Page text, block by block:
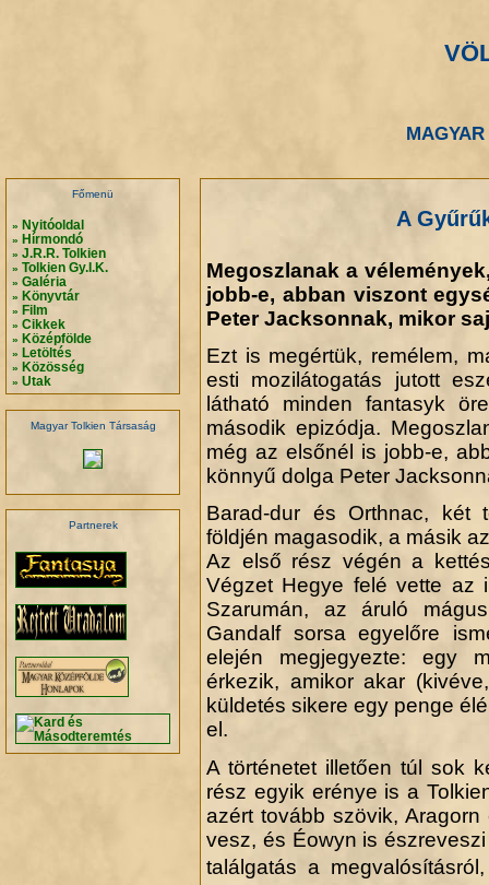
Főmenü
» Nyitóoldal
» Hírmondó
» J.R.R. Tolkien
» Tolkien Gy.I.K.
» Galéria
» Könyvtár
» Film
» Cikkek
» Középfölde
» Letöltés
» Közösség
» Utak
Magyar Tolkien Társaság
Partnerek
A
Megoszlanak a
jobb-e, abban viszont
Peter Jacksonnak, mikor
Ezt is megértük, remélem,
esti mozilátogatás jutott
látható minden fantasyk
második epizódja.
még az elsőnél is jobb-e,
könnyű dolga Peter
Barad-dur és Orthnac, két
földjén magasodik, a másik
Az első rész végén a
Végzet Hegye felé vette az
Szarumán, az áruló
Gandalf sorsa egyelőre
elején megjegyezte: egy
érkezik, amikor akar
küldetés sikere egy penge
el.
A történetet illetően túl sok
rész egyik erénye is a
azért tovább szövik,
vesz, és Éowyn is
találgatás a